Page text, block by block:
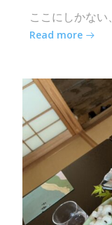
ここにしかな
Read more